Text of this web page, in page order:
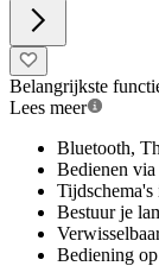
Belangrijkste
Lees meer
Bluetooth,
Bedienen via
Tijdschema's
Bestuur je
Bediening